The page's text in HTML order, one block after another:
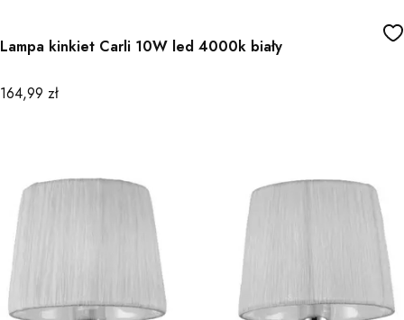
Lampa kinkiet Carli 10W led 4000k biały
Cena
164,99 zł